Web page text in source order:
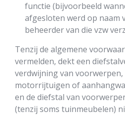
functie (bijvoorbeeld
afgesloten werd op naam
beheerder van die vzw
Tenzij de algemene
vermelden, dekt een
verdwijning van voorwerpen,
motorrijtuigen of
en de diefstal van
(tenzij soms tuinmeubelen)